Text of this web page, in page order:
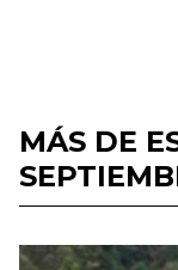
MÁS DE